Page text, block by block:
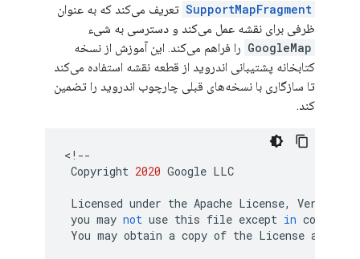
SupportMapFragment تعریف می‌کند که به عنوان
ظرفی برای نقشه عمل می‌کند و دسترسی به شیء
GoogleMap را فراهم می‌کند. این آموزش از نسخه
کتابخانه پشتیبانی اندروید از قطعه نقشه استفاده می‌کند
تا سازگاری با نسخه‌های قبلی چارچوب اندروید را تضمین
کند.
< !--
Copyright 2020 Google LLC
Licensed under the Apache License, Version
you may not use this file except in
You may obtain a copy of the License at